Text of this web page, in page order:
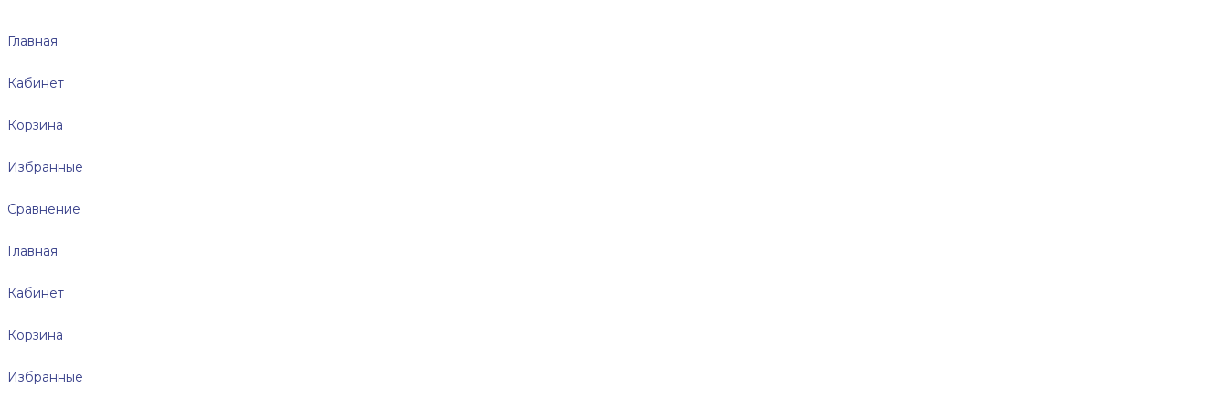
Главная
Кабинет
Корзина
Избранные
Сравнение
Главная
Кабинет
Корзина
Избранные